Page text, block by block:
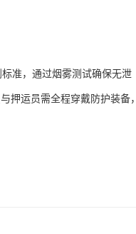
准，通过烟雾测试确保无泄
押运员需全程穿戴防护装备，